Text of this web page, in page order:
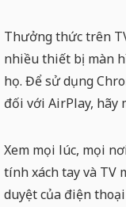
Thưởng thức trên
nhiều thiết bị màn
họ. Để sử dụng
đối với AirPlay, hãy
Xem mọi lúc, mọi
tính xách tay và TV
duyệt của điện